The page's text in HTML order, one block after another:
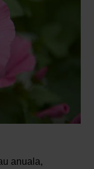
anuala,